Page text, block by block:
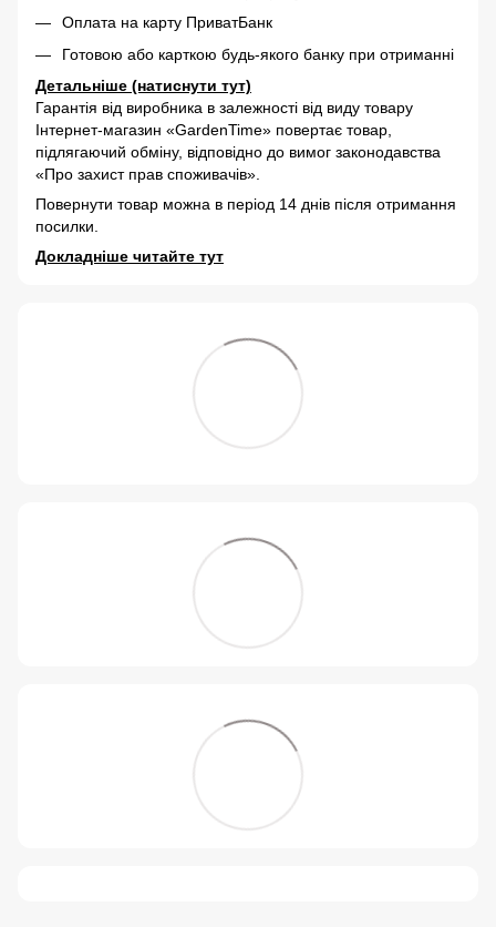
Оплата на карту ПриватБанк
Готовою або карткою будь-якого банку при отриманні
Детальніше (натиснути тут)
Гарантія від виробника в залежності від виду товару
Інтернет-магазин «GardenTime» повертає товар,
підлягаючий обміну, відповідно до вимог законодавства
«Про захист прав споживачів».
Повернути товар можна в період 14 днів після отримання
посилки.
Докладніше читайте тут